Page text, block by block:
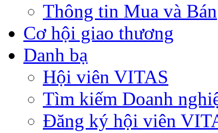
Thông tin Mua và Bán
Cơ hội giao thương
Danh bạ
Hội viên VITAS
Tìm kiếm Doanh
Đăng ký hội viên